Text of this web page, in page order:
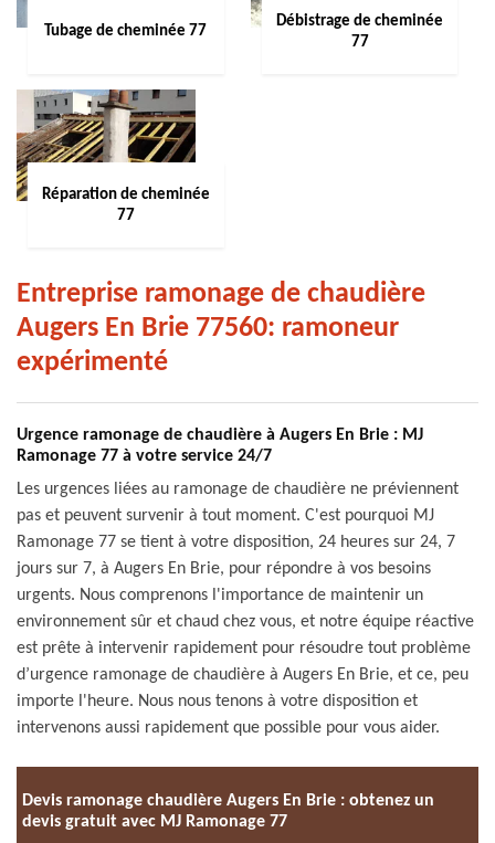
Tubage de cheminée 77
Débistrage de cheminée
77
Réparation de cheminée
77
Entreprise ramonage de chaudière
Augers En Brie 77560: ramoneur
expérimenté
Urgence ramonage de chaudière à Augers En Brie : MJ
Ramonage 77 à votre service 24/7
Les urgences liées au ramonage de chaudière ne préviennent
pas et peuvent survenir à tout moment. C'est pourquoi MJ
Ramonage 77 se tient à votre disposition, 24 heures sur 24, 7
jours sur 7, à Augers En Brie, pour répondre à vos besoins
urgents. Nous comprenons l'importance de maintenir un
environnement sûr et chaud chez vous, et notre équipe réactive
est prête à intervenir rapidement pour résoudre tout problème
d’urgence ramonage de chaudière à Augers En Brie, et ce, peu
importe l'heure. Nous nous tenons à votre disposition et
intervenons aussi rapidement que possible pour vous aider.
Devis ramonage chaudière Augers En Brie : obtenez un
devis gratuit avec MJ Ramonage 77